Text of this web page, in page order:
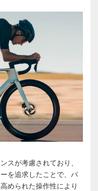
スが考慮されており、
を追求したことで、パ
められた操作性により